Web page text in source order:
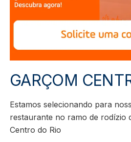
GARÇOM
Estamos selecionando para
restaurante no ramo de rodízio
Centro do Rio